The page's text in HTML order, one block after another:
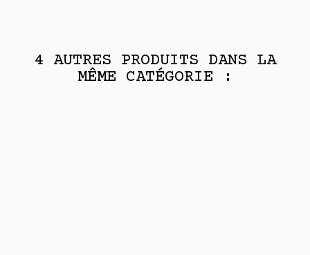
4 AUTRES PRODUITS DANS LA
MÊME CATÉGORIE :